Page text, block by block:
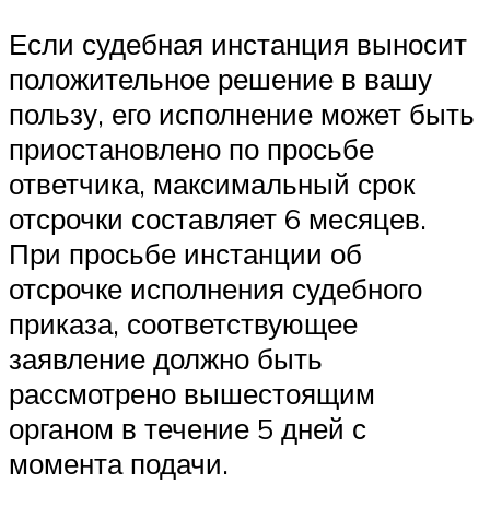
Если судебная инстанция выносит
положительное решение в вашу
пользу, его исполнение может быть
приостановлено по просьбе
ответчика, максимальный срок
отсрочки составляет 6 месяцев.
При просьбе инстанции об
отсрочке исполнения судебного
приказа, соответствующее
заявление должно быть
рассмотрено вышестоящим
органом в течение 5 дней с
момента подачи.